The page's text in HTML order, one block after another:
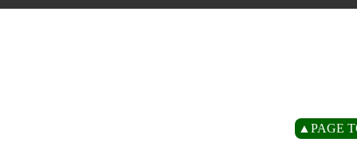
▲PAGE
環境 商業施設